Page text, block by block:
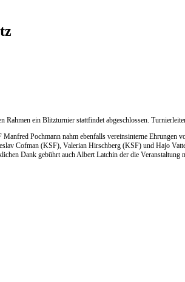
ein Blitzturnier stattfindet abgeschlossen.
Pochmann nahm ebenfalls vereinsinterne Ehrungen
Cofman (KSF), Valerian Hirschberg (KSF) und Hajo
Dank gebührt auch Albert Latchin der die